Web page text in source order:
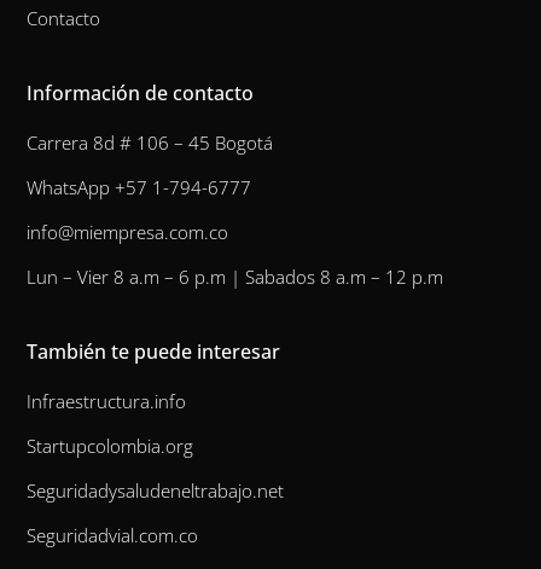
Contacto
Información de contacto
Carrera 8d # 106 – 45 Bogotá
WhatsApp +57 1-794-6777
info@miempresa.com.co
Lun – Vier 8 a.m – 6 p.m | Sabados 8 a.m – 12 p.m
También te puede interesar
Infraestructura.info
Startupcolombia.org
Seguridadysaludeneltrabajo.net
Seguridadvial.com.co